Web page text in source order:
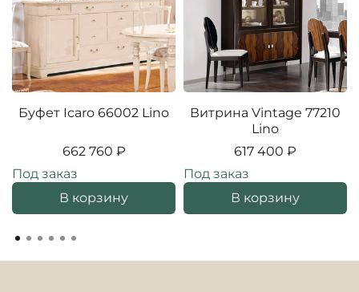
Буфет Icaro 66002 Lino
662 760 ₽
Под заказ
В корзину
Витрина Vintage 77210
Lino
617 400 ₽
Под заказ
В корзину